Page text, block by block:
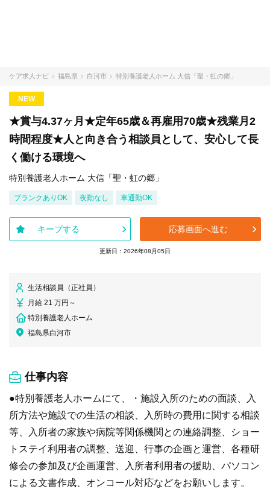
ケア求人ナビ 福島県 白河市 特別養護老人ホーム 大信「聖・虹の郷」
NEW
★賞与4.37ヶ月★定年65歳＆再雇用70歳★残業月2
時間程度★人と向き合う相談員として、安心して長
く働ける環境へ
特別養護老人ホーム 大信「聖・虹の郷」
ブランクありOK 夜勤なし 車通勤OK
キープする 応募画面へ進む
更新日：2026年08月05日
生活相談員（正社員）
月給 21 万円～
特別養護老人ホーム
福島県白河市
仕事内容
●特別養護老人ホームにて、・施設入所のための面談、入
所方法や施設での生活の相談、入所時の費用に関する相談
等、入所者の家族や病院等関係機関との連絡調整、ショー
トステイ利用者の調整、送迎、行事の企画と運営、各種研
修会の参加及び企画運営、入所者利用者の援助、パソコン
による文書作成、オンコール対応などをお願いします。